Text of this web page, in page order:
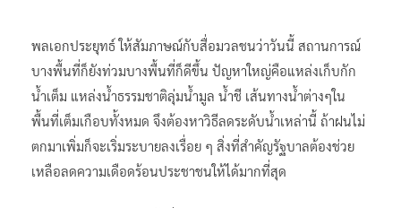
พลเอกประยุทธ์ ให้สัมภาษณ์กับสื่อมวลชนว่าวันนี้ สถานการณ์
บางพื้นที่ก็ยังท่วมบางพื้นที่ก็ดีขึ้น ปัญหาใหญ่คือแหล่งเก็บกัก
น้ำเต็ม แหล่งน้ำธรรมชาติลุ่มน้ำมูล น้ำชี เส้นทางน้ำต่างๆใน
พื้นที่เต็มเกือบทั้งหมด จึงต้องหาวิธีลดระดับน้ำเหล่านี้ ถ้าฝนไม่
ตกมาเพิ่มก็จะเริ่มระบายลงเรื่อย ๆ สิ่งที่สำคัญรัฐบาลต้องช่วย
เหลือลดความเดือดร้อนประชาชนให้ได้มากที่สุด